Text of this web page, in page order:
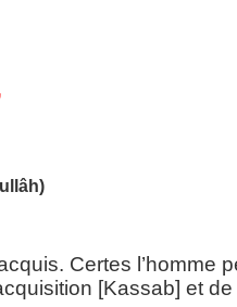
Certes l’homme
[Kassab] et de